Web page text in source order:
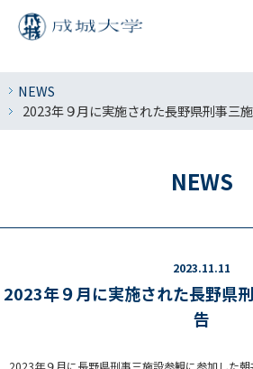
NEWS
2023年９月に実施された長野県刑事三
NEWS
2023.11.11
2023年９月に実施された長野県
告
2023年９月に長野県刑事三施設参観に参加した